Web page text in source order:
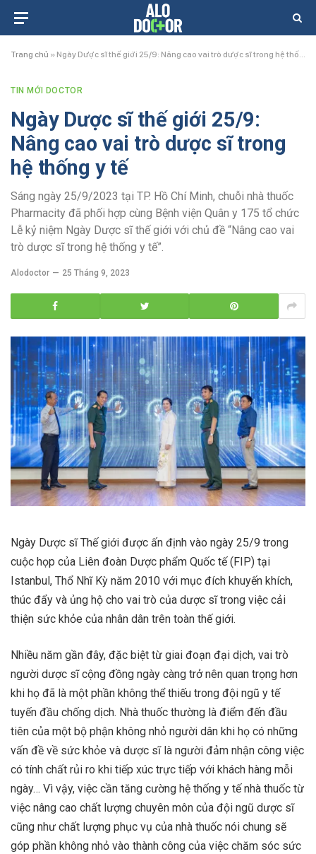
Trang chủ » Ngày Dược sĩ thế giới 25/9: Nâng cao vai trò dược sĩ trong hệ thống y tế
TIN MỚI DOCTOR
Ngày Dược sĩ thế giới 25/9:
Nâng cao vai trò dược sĩ trong
hệ thống y tế
Sáng ngày 25/9/2023 tại TP. Hồ Chí Minh, chuỗi nhà thuốc
Pharmacity đã phối hợp cùng Bệnh viện Quân y 175 tổ chức
Lễ kỷ niệm Ngày Dược sĩ thế giới với chủ đề “Nâng cao vai
trò dược sĩ trong hệ thống y tế”.
Alodoctor 25 Tháng 9, 2023
Ngày Dược sĩ Thế giới được ấn định vào ngày 25/9 trong
cuộc họp của Liên đoàn Dược phẩm Quốc tế (FIP) tại
Istanbul, Thổ Nhĩ Kỳ năm 2010 với mục đích khuyến khích,
thúc đẩy và ủng hộ cho vai trò của dược sĩ trong việc cải
thiện sức khỏe của nhân dân trên toàn thế giới.
Nhiều năm gần đây, đặc biệt từ giai đoạn đại dịch, vai trò
người dược sĩ cộng đồng ngày càng trở nên quan trọng hơn
khi họ đã là một phần không thể thiếu trong đội ngũ y tế
tuyến đầu chống dịch. Nhà thuốc thường là điểm đến đầu
tiên của một bộ phận không nhỏ người dân khi họ có những
vấn đề về sức khỏe và dược sĩ là người đảm nhận công việc
có tính chất rủi ro khi tiếp xúc trực tiếp với khách hàng mỗi
ngày… Vì vậy, việc cần tăng cường hệ thống y tế nhà thuốc từ
việc nâng cao chất lượng chuyên môn của đội ngũ dược sĩ
cũng như chất lượng phục vụ của nhà thuốc nói chung sẽ
góp phần không nhỏ vào thành công của việc chăm sóc sức